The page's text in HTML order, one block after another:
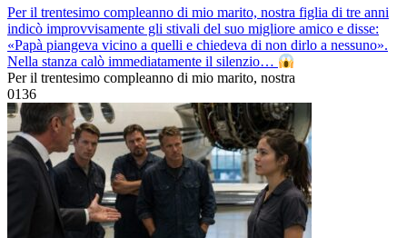
Per il trentesimo compleanno di mio marito, nostra figlia di tre anni
indicò improvvisamente gli stivali del suo migliore amico e disse:
«Papà piangeva vicino a quelli e chiedeva di non dirlo a nessuno».
Nella stanza calò immediatamente il silenzio…
Per il trentesimo compleanno di mio marito, nostra
0136